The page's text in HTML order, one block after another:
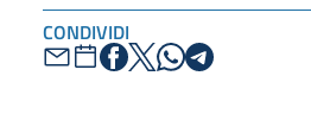
CONDIVIDI